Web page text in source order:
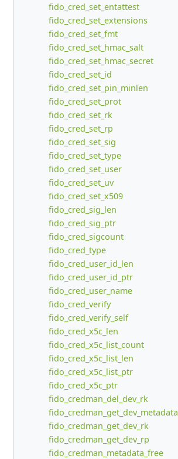
fido_cred_set_entattest
fido_cred_set_extensions
fido_cred_set_fmt
fido_cred_set_hmac_salt
fido_cred_set_hmac_secret
fido_cred_set_id
fido_cred_set_pin_minlen
fido_cred_set_prot
fido_cred_set_rk
fido_cred_set_rp
fido_cred_set_sig
fido_cred_set_type
fido_cred_set_user
fido_cred_set_uv
fido_cred_set_x509
fido_cred_sig_len
fido_cred_sig_ptr
fido_cred_sigcount
fido_cred_type
fido_cred_user_id_len
fido_cred_user_id_ptr
fido_cred_user_name
fido_cred_verify
fido_cred_verify_self
fido_cred_x5c_len
fido_cred_x5c_list_count
fido_cred_x5c_list_len
fido_cred_x5c_list_ptr
fido_cred_x5c_ptr
fido_credman_del_dev_rk
fido_credman_get_dev_metadata
fido_credman_get_dev_rk
fido_credman_get_dev_rp
fido_credman_metadata_free